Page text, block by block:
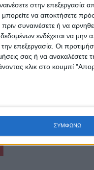
στην επεξεργασία
να αποκτήσετε
συναινέσετε ή να
ενδέχεται να μην
επεξεργασία. Οι
σας ή να ανακαλέσετε
κλικ στο κουμπί
ΣΥΜΦΩΝΩ
για τη
οι πρόσφατες
θύλακες της